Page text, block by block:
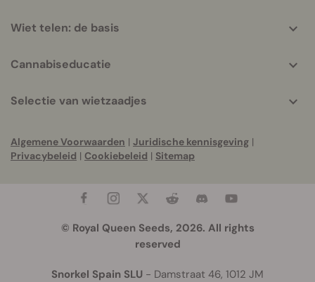
Wiet telen: de basis
Cannabiseducatie
Selectie van wietzaadjes
Algemene Voorwaarden | Juridische kennisgeving |
Privacybeleid | Cookiebeleid | Sitemap
© Royal Queen Seeds, 2026. All rights
reserved
Snorkel Spain SLU - Damstraat 46, 1012 JM